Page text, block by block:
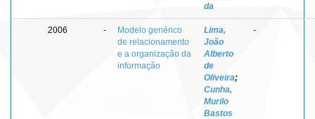
da
2006 -
Modelo genérico
de relacionamento
e a organização da
informação
Lima,
João
Alberto
de
Oliveira;
Cunha,
Murilo
Bastos
-